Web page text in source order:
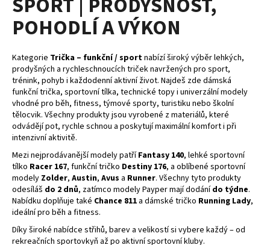
POHODLÍAVÝKON
Kategorie Trička – funkční / sportnabízí široký výběr lehkých,
prodyšných a rychleschnoucích triček navržených pro sport,
trénink, pohyb i každodenní aktivní život. Najdeš zde dámská
funkční trička, sportovní tílka, technické topy i univerzální modely
vhodné pro běh, fitness, týmové sporty, turistiku nebo školní
tělocvik. Všechny produkty jsou vyrobené z materiálů, které
odvádějí pot, rychle schnou a poskytují maximální komfort i při
intenzivní aktivitě.
Mezi nejprodávanější modely patříFantasy 140, lehké sportovní
tílko Racer 167, funkční tričko Destiny 176, a oblíbené sportovní
modely Zolder, Austin, Avus a Runner. Všechny tyto produkty
odesíláš do 2 dnů, zatímco modely Payper mají dodánído týdne.
Nabídku doplňuje také Chance 811 a dámské tričko Running Lady,
ideální pro běh a fitness.
Díky široké nabídce střihů, barev a velikostí si vybere každý – od
rekreačních sportovkyň až po aktivní sportovní kluby.
t
ř
e
b
u
j
e
t
e
n
a
j
í
t
?